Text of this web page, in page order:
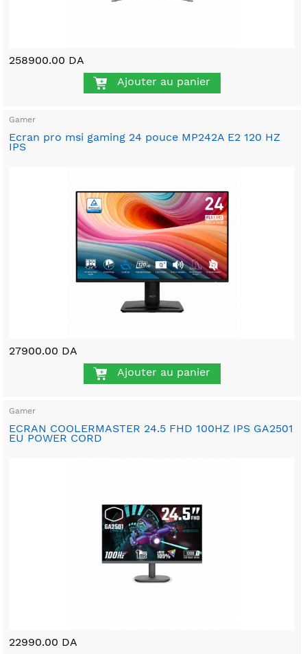
258900.00 DA
Ajouter au panier
Gamer
Ecran pro msi gaming 24 pouce MP242A E2 120 HZ
IPS
27900.00 DA
Ajouter au panier
Gamer
ECRAN COOLERMASTER 24.5 FHD 100HZ IPS GA2501
EU POWER CORD
22990.00 DA